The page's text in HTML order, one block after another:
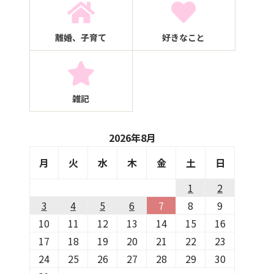
離婚、子育て 好きなこと
雑記
2026年8月
月
火 水 木 金 土
日
1
2
3
4 5 6 7 8
9
10
11 12 13 14 15
16
17
18 19 20 21 22
23
24
25 26 27 28 29
30